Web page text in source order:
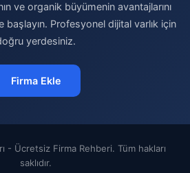
ve organik büyümenin avantajlarını
Profesyonel dijital varlık için
yerdesiniz.
Firma Ekle
- Ücretsiz Firma Rehberi. Tüm hakları
saklıdır.